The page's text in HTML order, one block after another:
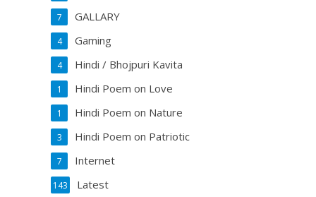
GALLARY
7
Gaming
4
Hindi / Bhojpuri Kavita
4
Hindi Poem on Love
1
Hindi Poem on Nature
1
Hindi Poem on Patriotic
3
Internet
7
Latest
143